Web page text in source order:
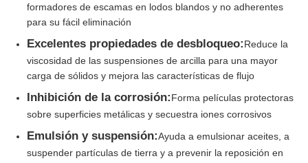
Productos químicos de los procesos minerales
Aditivos alimentarios
Productos químicos metalúrgicos
Materia prima de la electrónica
formadores de escamas en lodos blandos y no adherentes
para su fácil eliminación
Excelentes propiedades de desbloqueo:Reduce la
viscosidad de las suspensiones de arcilla para una mayor
carga de sólidos y mejora las características de flujo
Inhibición de la corrosión:Forma películas protectoras
sobre superficies metálicas y secuestra iones corrosivos
Emulsión y suspensión:Ayuda a emulsionar aceites, a
suspender partículas de tierra y a prevenir la reposición en